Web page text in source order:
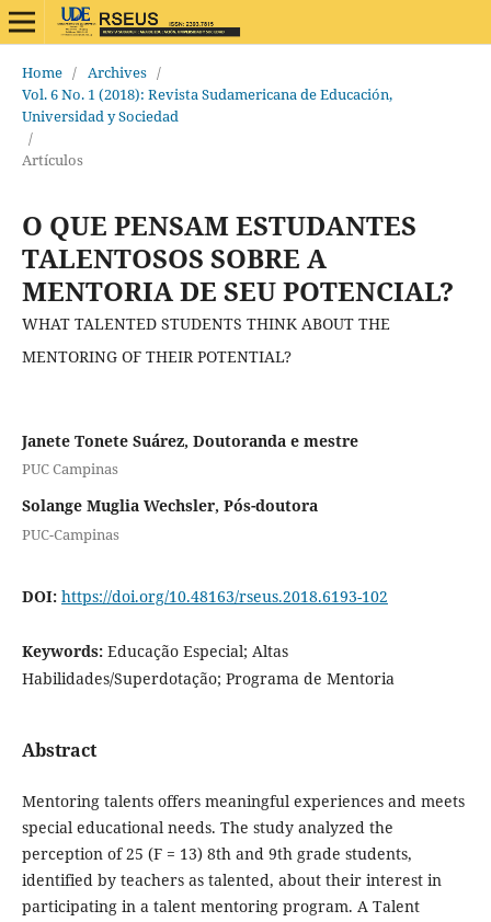
Home / Archives /
Vol. 6 No. 1 (2018): Revista Sudamericana de Educación,
Universidad y Sociedad
/
Artículos
O QUE PENSAM ESTUDANTES
TALENTOSOS SOBRE A
MENTORIA DE SEU POTENCIAL?
WHAT TALENTED STUDENTS THINK ABOUT THE
MENTORING OF THEIR POTENTIAL?
Janete Tonete Suárez, Doutoranda e mestre
PUC Campinas
Solange Muglia Wechsler, Pós-doutora
PUC-Campinas
DOI: https://doi.org/10.48163/rseus.2018.6193-102
Keywords: Educação Especial; Altas
Habilidades/Superdotação; Programa de Mentoria
Abstract
Mentoring talents offers meaningful experiences and meets
special educational needs. The study analyzed the
perception of 25 (F = 13) 8th and 9th grade students,
identified by teachers as talented, about their interest in
participating in a talent mentoring program. A Talent